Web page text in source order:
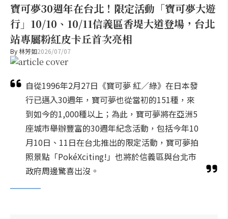
寶可夢30週年在台北！限定活動「寶可夢大遊
行」10/10、10/11信義區香堤大道登場，台北
站專屬粉紅皮卡丘首次亮相
By林芳如2026/07/07
自從1996年2月27日《寶可夢 紅／綠》在日本發
行已邁入30週年，寶可夢也從當初的151種，來
到如今的1,000種以上；為此，寶可夢將在亞洲5
座城市舉辦豐富的30週年紀念活動，包括今年10
月10日、11日在台北推出的限定活動，寶可夢拍
照景點「PokéXciting!」也將於信義區與台北市
政府周邊驚喜出沒。